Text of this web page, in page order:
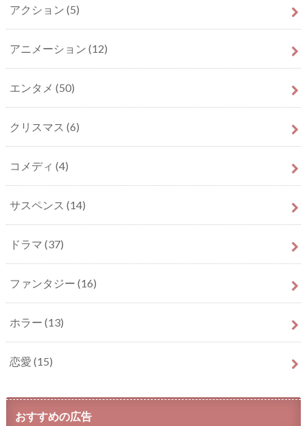
アクション (5)
アニメーション (12)
エンタメ (50)
クリスマス (6)
コメディ (4)
サスペンス (14)
ドラマ (37)
ファンタジー (16)
ホラー (13)
恋愛 (15)
おすすめの広告